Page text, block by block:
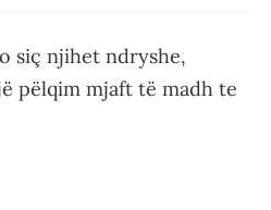
siç njihet ndryshe,
pëlqim mjaft të madh te